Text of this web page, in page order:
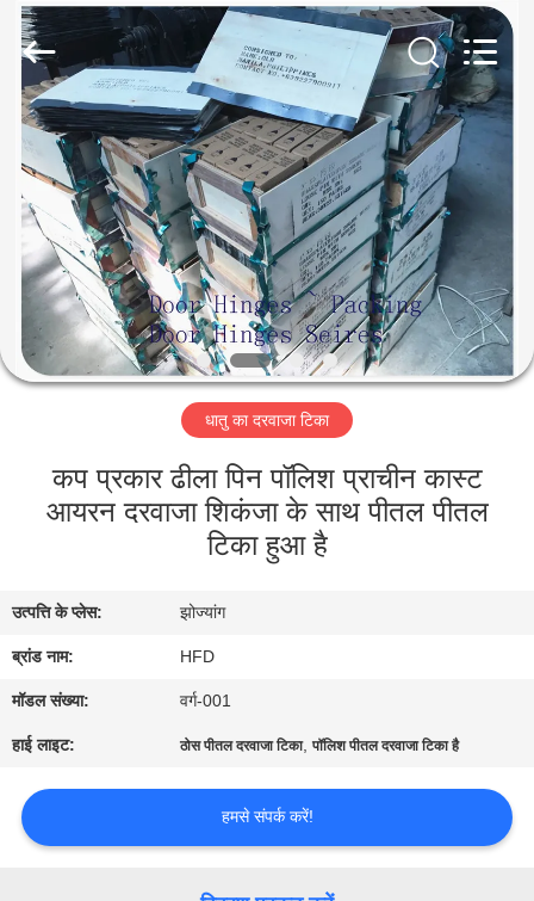
घर
उत्पादों
वीडियो
हमारे
बारे
कारखाना
गुणवत्ता
नियंत्रण
संपर्क
करें
समाचार
2026
PingHu
HongFengDa
Hardware
Factory.
Rights
Reserved.
धातु का दरवाजा टिका
कप प्रकार ढीला पिन पॉलिश प्राचीन कास्ट
आयरन दरवाजा शिकंजा के साथ पीतल पीतल
टिका हुआ है
उत्पत्ति के प्लेस: झोज्यांग
ब्रांड नाम: HFD
मॉडल संख्या: वर्ग-001
हाई लाइट: ठोस पीतल दरवाजा टिका,पॉलिश पीतल दरवाजा टिका है
हमसे संपर्क करें!